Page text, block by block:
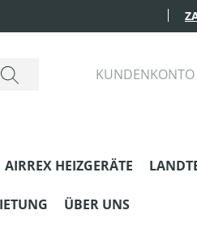
KUNDENKONTO
AIRREX HEIZGERÄTE
ÜBER UNS